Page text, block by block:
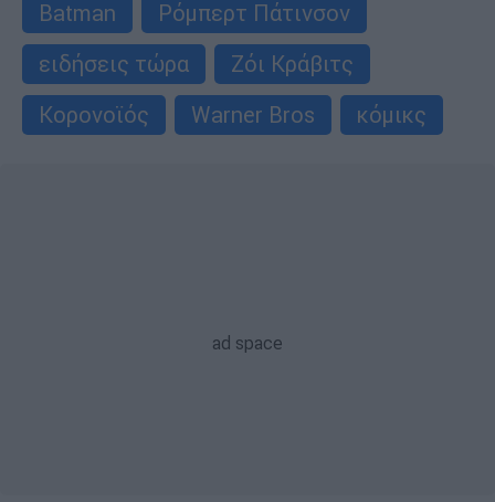
Batman
Ρόμπερτ Πάτινσον
ειδήσεις τώρα
Ζόι Κράβιτς
Κορονοϊός
Warner Bros κόμικς